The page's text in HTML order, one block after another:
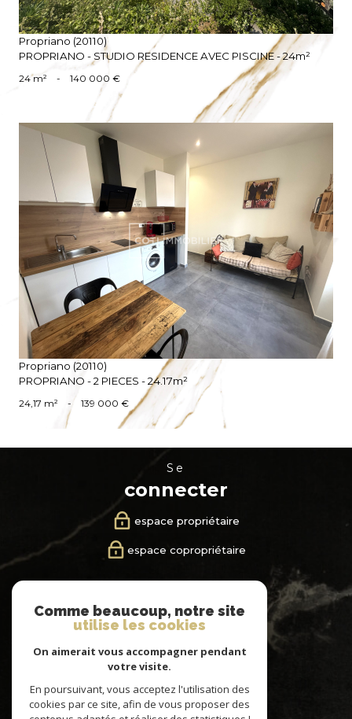
Propriano (20110)
PROPRIANO - STUDIO RESIDENCE AVEC PISCINE - 24m²
24 m² - 140 000 €
VOIR LE BIEN
Propriano (20110)
PROPRIANO - 2 PIECES - 24.17m²
24,17 m² - 139 000 €
se
connecter
espace propriétaire
espace copropriétaire
suivre
nous
Comme beaucoup, notre site
utilise les cookies
On aimerait vous accompagner pendant
votre visite.
En poursuivant, vous acceptez l'utilisation des
cookies par ce site, afin de vous proposer des